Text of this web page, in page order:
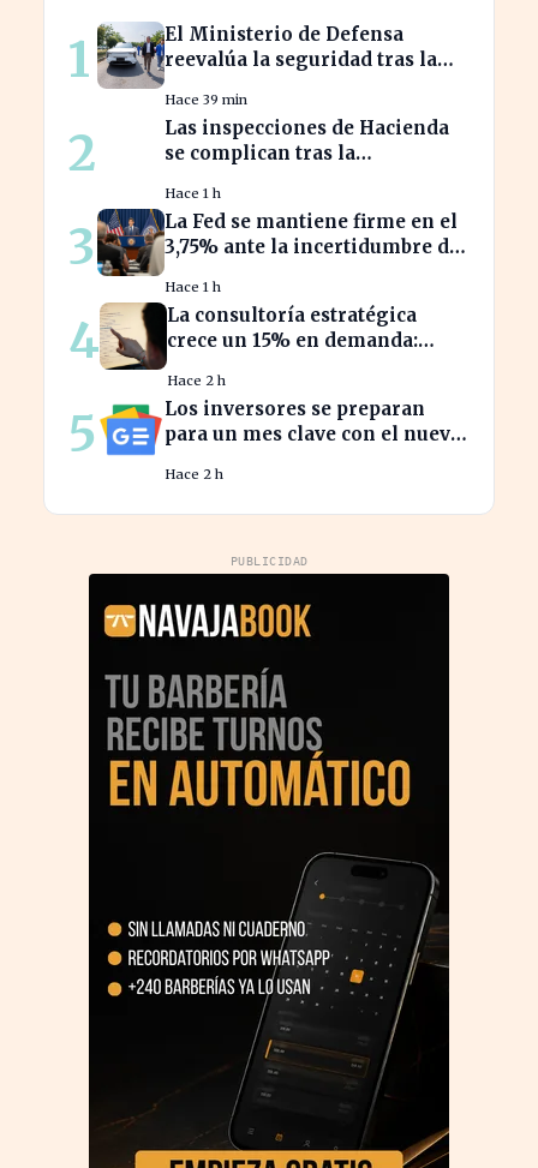
1
El Ministerio de Defensa
reevalúa la seguridad tras la
Galicia
Hace 39 min
2
Las inspecciones de Hacienda
se complican tras la
el 'plan B
Hace 1 h
3
La Fed se mantiene firme en el
3,75% ante la incertidumbre del
Hace 1 h
4
La consultoría estratégica
crece un 15% en demanda:
Hace 2 h
5
Los inversores se preparan
para un mes clave con el nuevo
Finanzas
Hace 2 h
PUBLICIDAD